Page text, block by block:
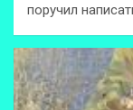
поручил